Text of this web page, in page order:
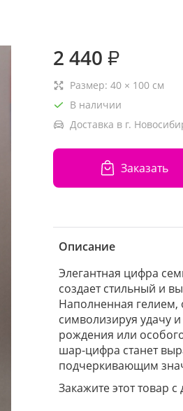
2 440 ₽
Размер: 40 × 100 см
В наличии
Доставка в г.
Заказать
Описание
Элегантная цифра
создает стильный и
Наполненная гелием,
символизируя удачу
рождения или
шар-цифра станет
подчеркивающим
Закажите этот товар